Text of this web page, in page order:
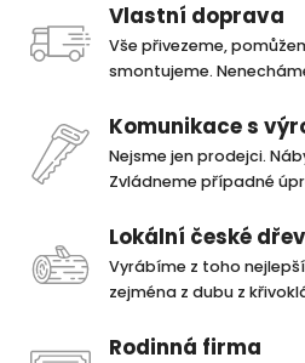
Vlastní doprava
Vše přivezeme,
smontujeme.
Komunikace s
Nejsme jen prodejci.
Zvládneme případné
Lokální české
Vyrábíme z toho
zejména z dubu z
Rodinná firma